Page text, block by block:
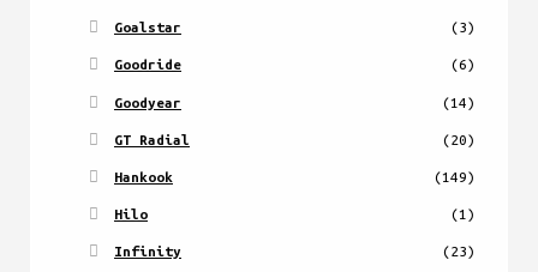
Goalstar (3)
Goodride (6)
Goodyear (14)
GT Radial (20)
Hankook (149)
Hilo (1)
Infinity (23)